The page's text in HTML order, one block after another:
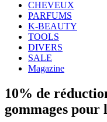
CHEVEUX
PARFUMS
K-BEAUTY
TOOLS
DIVERS
SALE
Magazine
10% de
gommages pour